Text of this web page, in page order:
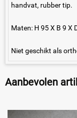
handvat, rubber tip.
Maten: H 95 X B 9 X
Niet geschikt als
Aanbevolen